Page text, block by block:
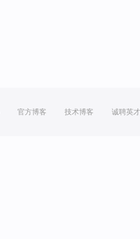
官方博客 技术博客 诚聘英才